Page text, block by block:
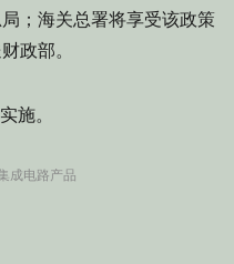
；海关总署将享受该政策
政部。
施。
成电路产品